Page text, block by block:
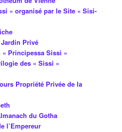
» organisé par le Site « Sisi-
Privé
« Principessa Sissi »
des « Sissi »
Propriété Privée de la
du Gotha
l’Empereur